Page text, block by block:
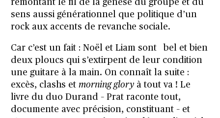
remontant le fil de la genèse du groupe et du
sens aussi générationnel que politique d’un
rock aux accents de revanche sociale.
Car c’est un fait : Noël et Liam sont bel et bien
deux ploucs qui s’extirpent de leur condition
une guitare à la main. On connaît la suite :
excès, clashs etmorning glory à tout va ! Le
livre du duo Durand – Prat raconte tout,
documente avec précision, constituant – et